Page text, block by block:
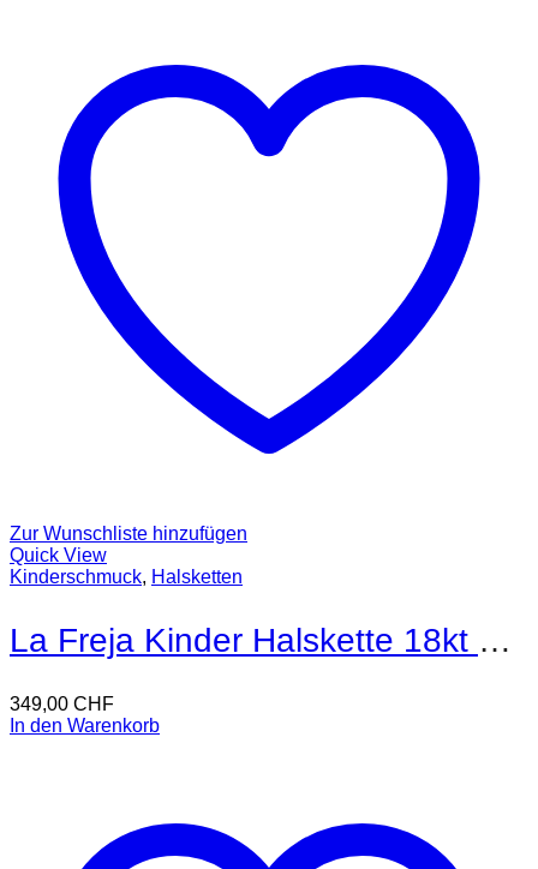
Zur Wunschliste hinzufügen
Quick View
Kinderschmuck, Halsketten
La Freja Kinder Halskette 18kt Gold
349,00 CHF
In den Warenkorb